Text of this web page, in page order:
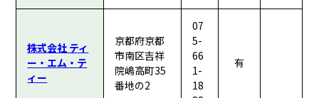
株式会社 ティ
ー・エム・テ
ィー
京都府京都
市南区吉祥
院嶋高町35
番地の2
07
5-
66
1-
18
有